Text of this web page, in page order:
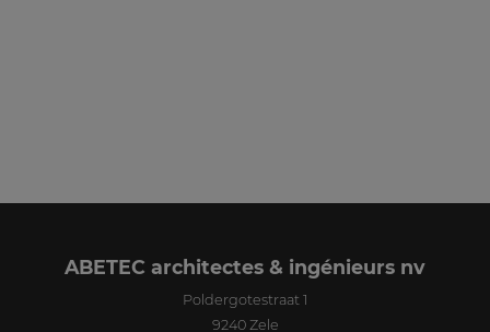
ABETEC architectes & ingénieurs nv
Poldergotestraat 1
9240 Zele